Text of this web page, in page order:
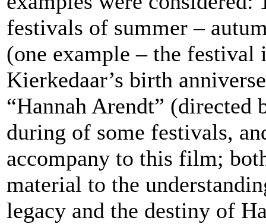
festivals of summer –
(one example – the festival
Kierkedaar’s birth
“Hannah Arendt” (directed
during of some festivals,
accompany to this film;
material to the
legacy and the destiny of